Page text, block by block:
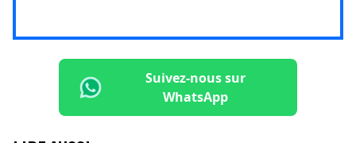
Suivez-nous sur
WhatsApp